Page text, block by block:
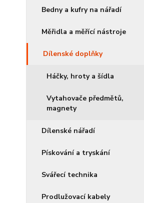
Bedny a kufry na nářadí
Měřidla a měřící nástroje
Dílenské doplňky
Háčky, hroty a šídla
Vytahovače předmětů,
magnety
Dílenské nářadí
Pískování a tryskání
Svářecí technika
Prodlužovací kabely